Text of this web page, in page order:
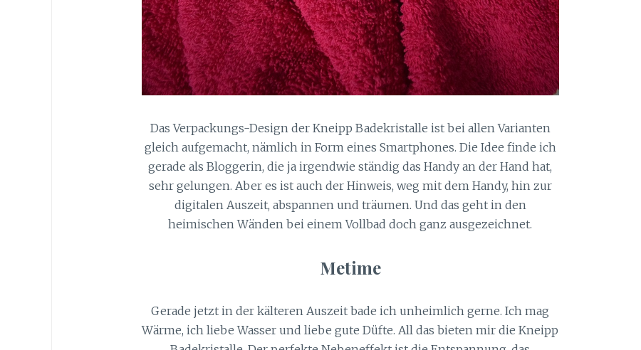
Das Verpackungs-Design der Kneipp Badekristalle ist bei allen Varianten
gleich aufgemacht, nämlich in Form eines Smartphones. Die Idee finde ich
gerade als Bloggerin, die ja irgendwie ständig das Handy an der Hand hat,
sehr gelungen. Aber es ist auch der Hinweis, weg mit dem Handy, hin zur
digitalen Auszeit, abspannen und träumen. Und das geht in den
heimischen Wänden bei einem Vollbad doch ganz ausgezeichnet.
Metime
Gerade jetzt in der kälteren Auszeit bade ich unheimlich gerne. Ich mag
Wärme, ich liebe Wasser und liebe gute Düfte. All das bieten mir die Kneipp